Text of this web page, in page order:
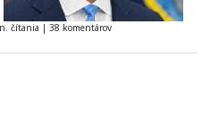
čítania | 38 komentárov